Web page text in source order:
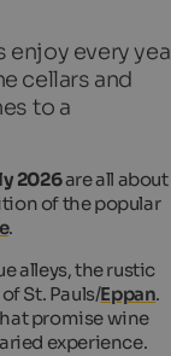
enjoy every
cellars and
to a
2026are all about
of the popular
.
alleys, the rustic
St. Pauls/Eppan.
promise wine
experience.